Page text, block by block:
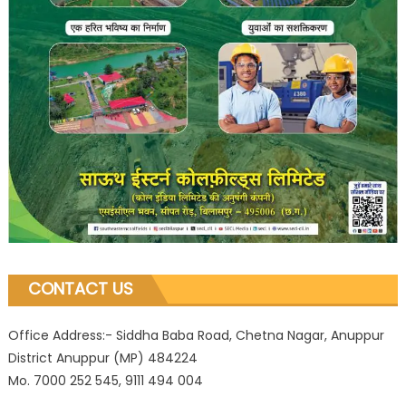
CONTACT US
Office Address:- Siddha Baba Road, Chetna Nagar, Anuppur
District Anuppur (MP) 484224
Mo. 7000 252 545, 9111 494 004